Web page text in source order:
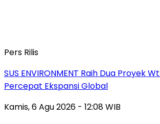
Pers Rilis
SUS ENVIRONMENT Raih Dua Proyek
Percepat Ekspansi Global
Kamis, 6 Agu 2026 - 12:08 WIB